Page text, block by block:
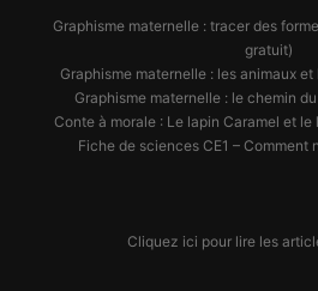
Graphisme maternelle : tracer des
gratuit)
Graphisme maternelle : les animaux
Graphisme maternelle : le chemin
Conte à morale : Le lapin Caramel et
Fiche de sciences CE1 – Comment
Cliquez ici pour lire les